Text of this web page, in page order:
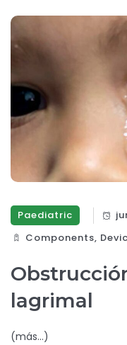
Paediatric
Components‎,
lagrimal
(más…)